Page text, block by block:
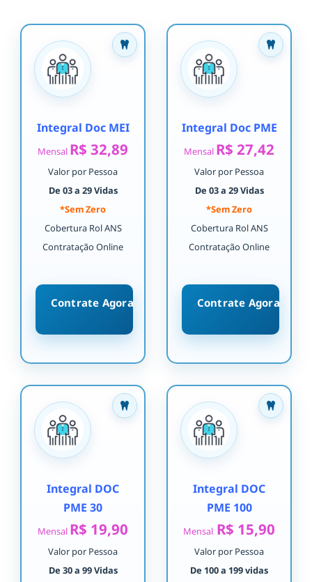
Integral Doc MEI
Mensal R$ 32,89
Valor por Pessoa
De 03 a 29 Vidas
*Sem Zero
Cobertura Rol ANS
Contratação Online
Contrate Agora
Integral Doc PME
Mensal R$ 27,42
Valor por Pessoa
De 03 a 29 Vidas
*Sem Zero
Cobertura Rol ANS
Contratação Online
Contrate Agora
Integral DOC
PME 30
Mensal R$ 19,90
Valor por Pessoa
De 30 a 99 Vidas
Integral DOC
PME 100
Mensal R$ 15,90
Valor por Pessoa
De 100 a 199 vidas